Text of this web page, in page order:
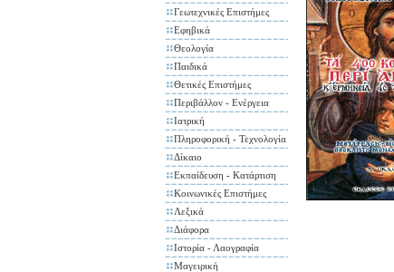
Γεωτεχνικές Επιστήμες
Εφηβικά
Θεολογία
Παιδικά
Θετικές Επιστήμες
Περιβάλλον - Ενέργεια
Ιατρική
Πληροφορική - Τεχνολογία
Δίκαιο
Εκπαίδευση - Κατάρτιση
Κοινωνικές Επιστήμες
Λεξικά
Διάφορα
Ιστορία - Λαογραφία
Μαγειρική